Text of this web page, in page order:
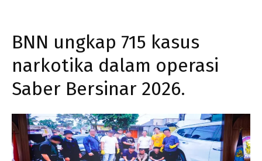
BNN ungkap 715 kasus
narkotika dalam operasi
Saber Bersinar 2026.